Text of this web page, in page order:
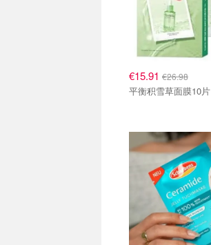
€15.91 €26.98
平衡积雪草面膜10片